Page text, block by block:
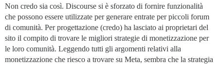
Non credo sia così. Discourse si è sforzato di fornire funzionalità
che possono essere utilizzate per generare entrate per piccoli forum
di comunità. Per progettazione (credo) ha lasciato ai proprietari del
sito il compito di trovare le migliori strategie di monetizzazione per
le loro comunità. Leggendo tutti gli argomenti relativi alla
monetizzazione che riesco a trovare su Meta, sembra che la strategia